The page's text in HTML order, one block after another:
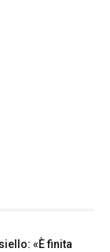
«È finita